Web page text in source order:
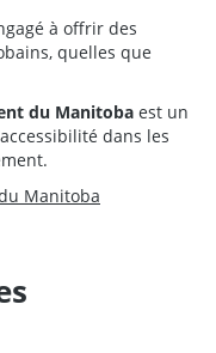
à offrir des
quelles que
du Manitoba est un
dans les
Manitoba